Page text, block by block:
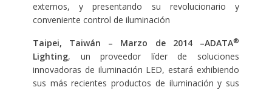
externos, y presentando su revolucionario y
conveniente control de iluminación
Taipei, Taiwán – Marzo de 2014 –ADATA®
Lighting, un proveedor líder de soluciones
innovadoras de iluminación LED, estará exhibiendo
sus más recientes productos de iluminación y sus